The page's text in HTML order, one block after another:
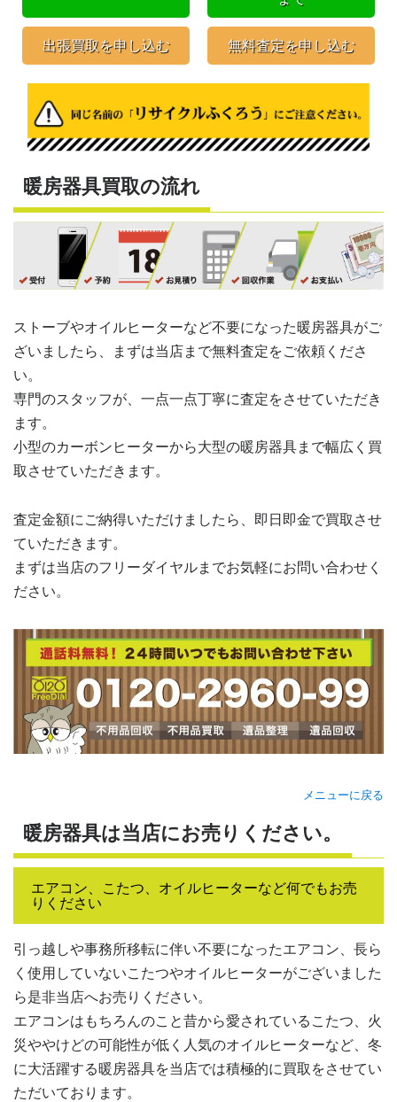
出張買取を申し込む 無料査定を申し込む
暖房器具買取の流れ
ストーブやオイルヒーターなど不要になった暖房器具がご
ざいましたら、まずは当店まで無料査定をご依頼くださ
い。
専門のスタッフが、一点一点丁寧に査定をさせていただき
ます。
小型のカーボンヒーターから大型の暖房器具まで幅広く買
取させていただきます。
査定金額にご納得いただけましたら、即日即金で買取させ
ていただきます。
まずは当店のフリーダイヤルまでお気軽にお問い合わせく
ださい。
メニューに戻る
暖房器具は当店にお売りください。
エアコン、こたつ、オイルヒーターなど何でもお売
りください
引っ越しや事務所移転に伴い不要になったエアコン、長ら
く使用していないこたつやオイルヒーターがございました
ら是非当店へお売りください。
エアコンはもちろんのこと昔から愛されているこたつ、火
災ややけどの可能性が低く人気のオイルヒーターなど、冬
に大活躍する暖房器具を当店では積極的に買取をさせてい
ただいております。